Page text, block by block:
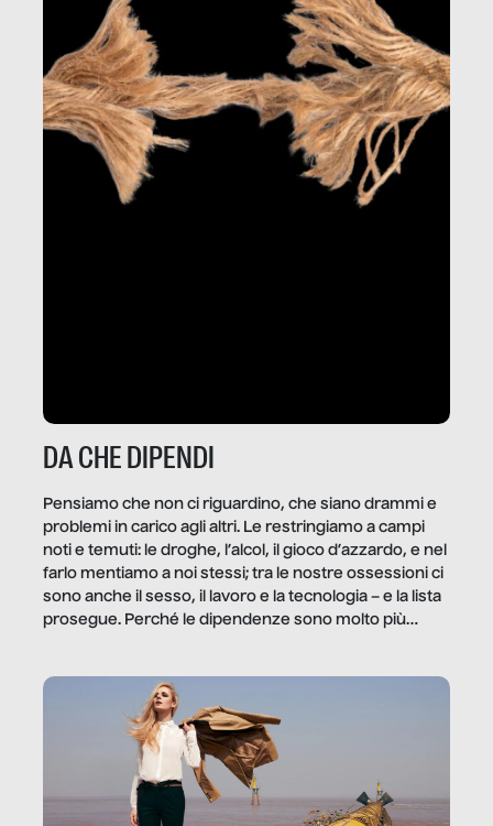
DA CHE DIPENDI
Pensiamo che non ci riguardino, che siano drammi e
problemi in carico agli altri. Le restringiamo a campi
noti e temuti: le droghe, l’alcol, il gioco d’azzardo, e nel
farlo mentiamo a noi stessi; tra le nostre ossessioni ci
sono anche il sesso, il lavoro e la tecnologia – e la lista
prosegue. Perché le dipendenze sono molto più
trae un guadagno. In questo reportage vediamo
quale e come.